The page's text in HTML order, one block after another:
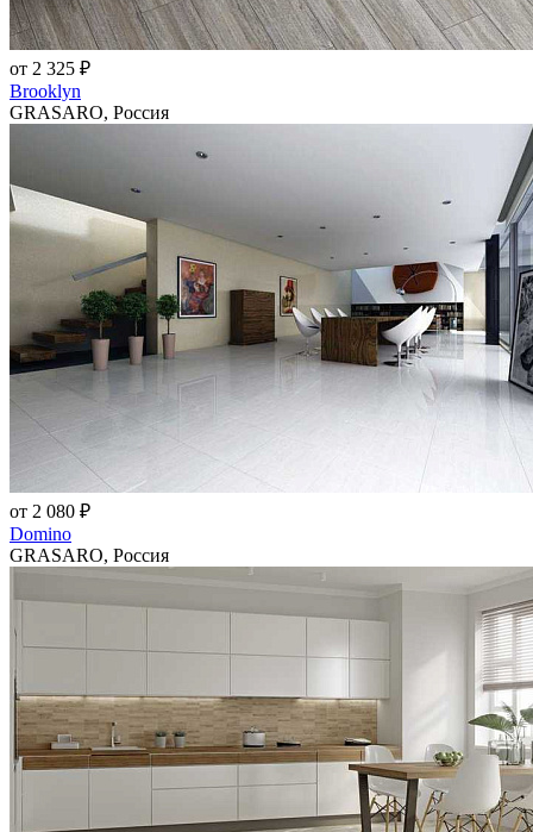
от 2 325 ₽
Brooklyn
GRASARO, Россия
от 2 080 ₽
Domino
GRASARO, Россия